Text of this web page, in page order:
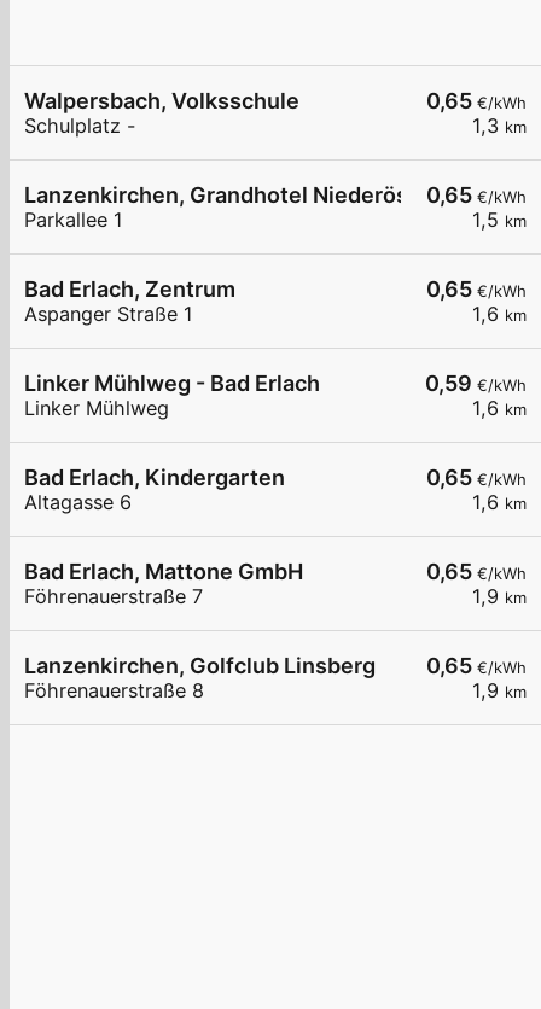
0,65 €/kWh
1,3 km
Walpersbach, Volksschule
Schulplatz -
0,65 €/kWh
1,5 km
Lanzenkirchen, Grandhotel
Parkallee 1
0,65 €/kWh
1,6 km
Bad Erlach, Zentrum
Aspanger Straße 1
0,59 €/kWh
1,6 km
Linker Mühlweg - Bad Erlach
Linker Mühlweg
0,65 €/kWh
1,6 km
Bad Erlach, Kindergarten
Altagasse 6
0,65 €/kWh
1,9 km
Bad Erlach, Mattone GmbH
Föhrenauerstraße 7
0,65 €/kWh
1,9 km
Lanzenkirchen, Golfclub Linsberg
Föhrenauerstraße 8